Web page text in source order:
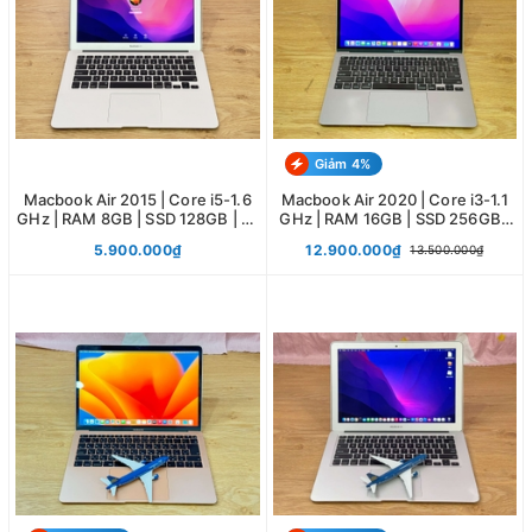
Macbook Air 2015 | Core i5-1.6
GHz | RAM 8GB | SSD 128GB | 13
5.900.000₫
Giảm 4%
Macbook Air 2020 | Core i3-1.1
GHz | RAM 16GB | SSD 256GB |
12.900.000₫ 13.500.000₫